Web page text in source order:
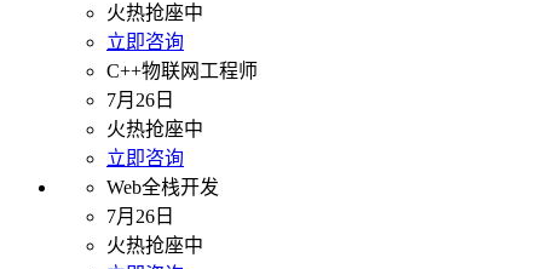
火热抢座中
立即咨询
C++物联网工程师
7月26日
火热抢座中
立即咨询
Web全栈开发
7月26日
火热抢座中